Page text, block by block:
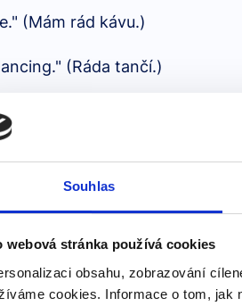
Souhlas
webová stránka používá cookies
obsahu, zobrazování
cookies. Informace o tom,
(Mám rád kávu.)
(Ráda tančí.)
a fish." (Plave jako ryba.)
silk." (Tohle je jako hedvábí.)